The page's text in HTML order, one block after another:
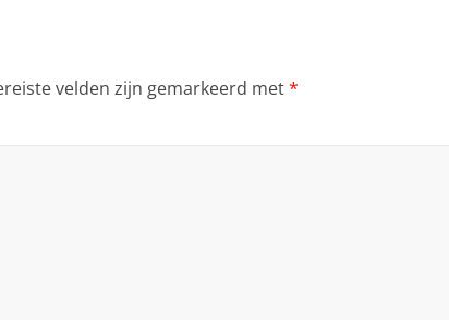
velden zijn gemarkeerd met*